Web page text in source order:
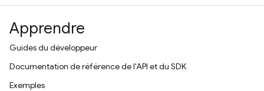
Apprendre
Guides du développeur
Documentation de référence de l'API et du SDK
Exemples